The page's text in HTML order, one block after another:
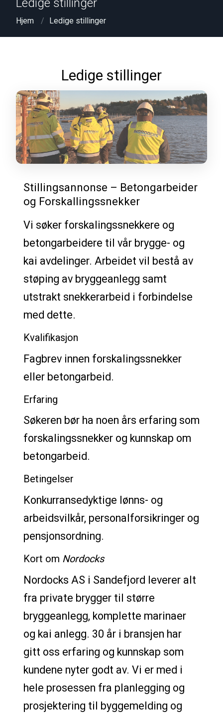
Ledige stillinger
Hjem Ledige stillinger
Ledige stillinger
Stillingsannonse – Betongarbeider
og Forskallingssnekker
Vi søker forskalingssnekkere og
betongarbeidere til vår brygge- og
kai avdelinger. Arbeidet vil bestå av
støping av bryggeanlegg samt
utstrakt snekkerarbeid i forbindelse
med dette.
Kvalifikasjon
Fagbrev innen forskalingssnekker
eller betongarbeid.
Erfaring
Søkeren bør ha noen års erfaring som
forskalingssnekker og kunnskap om
betongarbeid.
Betingelser
Konkurransedyktige lønns- og
arbeidsvilkår, personalforsikringer og
pensjonsordning.
Kort om Nordocks
Nordocks AS i Sandefjord leverer alt
fra private brygger til større
bryggeanlegg, komplette marinaer
og kai anlegg. 30 år i bransjen har
gitt oss erfaring og kunnskap som
kundene nyter godt av. Vi er med i
hele prosessen fra planlegging og
prosjektering til byggemelding og